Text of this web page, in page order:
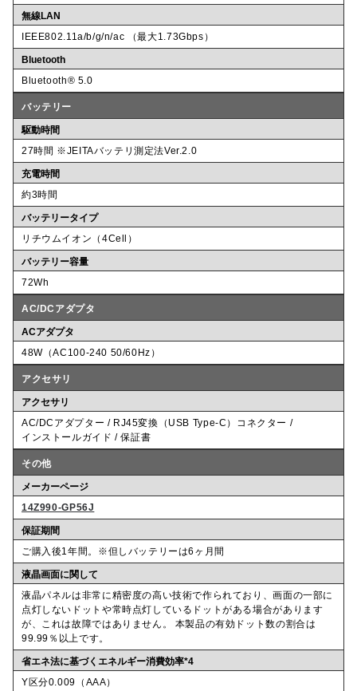
無線LAN
IEEE802.11a/b/g/n/ac （最大1.73Gbps）
Bluetooth
Bluetooth® 5.0
バッテリー
駆動時間
27時間 ※JEITAバッテリ測定法Ver.2.0
充電時間
約3時間
バッテリータイプ
リチウムイオン（4Cell）
バッテリー容量
72Wh
AC/DCアダプタ
ACアダプタ
48W（AC100-240 50/60Hz）
アクセサリ
アクセサリ
AC/DCアダプター / RJ45変換（USB Type-C）コネクター /
インストールガイド / 保証書
その他
メーカーページ
14Z990-GP56J
保証期間
ご購入後1年間。※但しバッテリーは6ヶ月間
液晶画面に関して
液晶パネルは非常に精密度の高い技術で作られており、画面の一部に
点灯しないドットや常時点灯しているドットがある場合があります
が、これは故障ではありません。 本製品の有効ドット数の割合は
99.99％以上です。
省エネ法に基づくエネルギー消費効率*4
Y区分0.009（AAA）